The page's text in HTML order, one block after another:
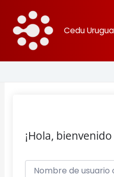
contenido
Cedu
¡Hola,